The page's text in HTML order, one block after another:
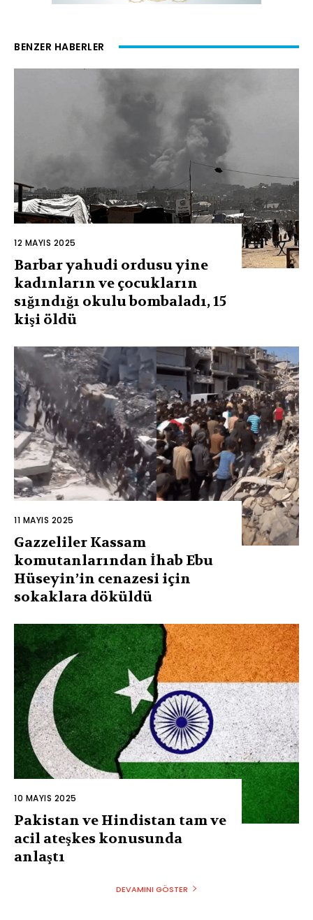
BENZER HABERLER
12 MAYIS 2025
Barbar yahudi ordusu yine
kadınların ve çocukların
sığındığı okulu bombaladı, 15
kişi öldü
11 MAYIS 2025
Gazzeliler Kassam
komutanlarından İhab Ebu
Hüseyin’in cenazesi için
sokaklara döküldü
10 MAYIS 2025
Pakistan ve Hindistan tam ve
acil ateşkes konusunda
anlaştı
DEVAMINI GÖSTER